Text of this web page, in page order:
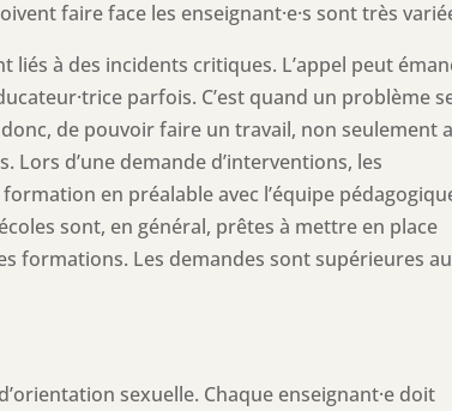
faire face les enseignant·e·s sont très
liés à des incidents critiques. L’appel peut
parfois. C’est quand un problème
de pouvoir faire un travail, non seulement
Lors d’une demande d’interventions, les
en préalable avec l’équipe
sont, en général, prêtes à mettre en place
formations. Les demandes sont supérieures
sexuelle. Chaque enseignant·e doit